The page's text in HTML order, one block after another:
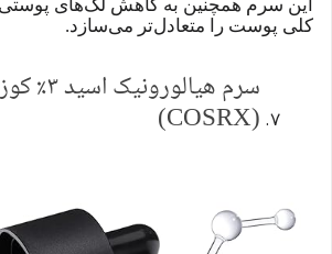
این سرم همچنین به کاهش لک‌های
کلی پوست را متعادل‌تر می‌سازد.
سرم هیالورونیک اسید ۳٪ کوزارکس
(COSRX)